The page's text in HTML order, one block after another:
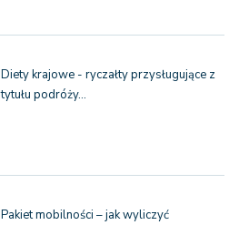
Diety krajowe - ryczałty przysługujące z
tytułu podróży…
Pakiet mobilności – jak wyliczyć